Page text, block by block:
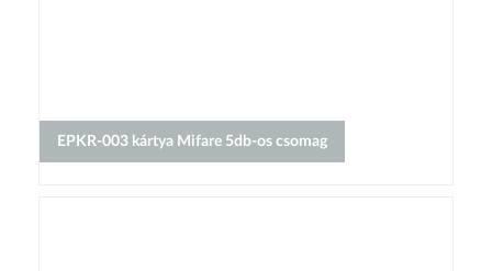
EPKR-003 kártya Mifare 5db-os csomag